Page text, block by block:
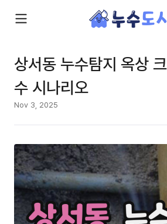
상서동 누수탐지 옥상
수 시나리오
Nov 3, 2025